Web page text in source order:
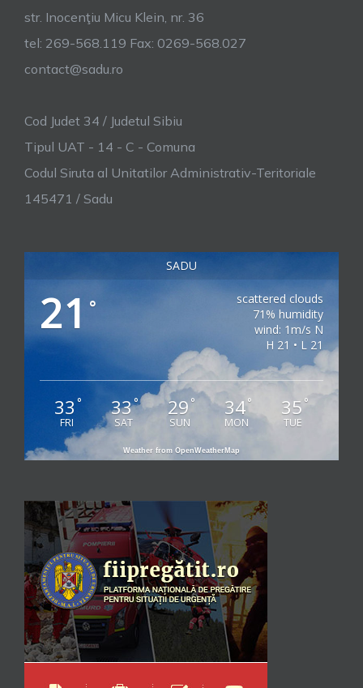
str. Inocenţiu Micu Klein, nr. 36
tel: 269-568.119 Fax: 0269-568.027
contact@sadu.ro
Cod Judet 34 / Judetul Sibiu
Tipul UAT - 14 - C - Comuna
Codul Siruta al Unitatilor Administrativ-Teritoriale
145471 / Sadu
SADU
21 °
scattered clouds
71% humidity
wind: 1m/s N
H 21 • L 21
33 °
FRI
33°
SAT
29°
SUN
34°
MON
35 °
TUE
Weather from OpenWeatherMap